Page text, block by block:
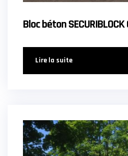
Bloc béton
Lire la suite